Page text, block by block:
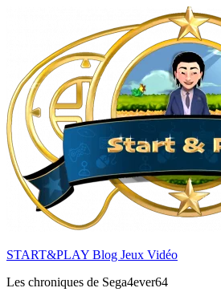
principal
START&PLAY Blog Jeux Vidéo
Les chroniques de Sega4ever64